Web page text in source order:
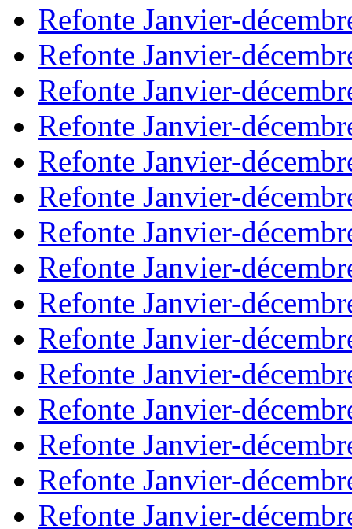
Refonte Janvier-
Refonte Janvier-
Refonte Janvier-
Refonte Janvier-
Refonte Janvier-
Refonte Janvier-
Refonte Janvier-
Refonte Janvier-
Refonte Janvier-
Refonte Janvier-
Refonte Janvier-
Refonte Janvier-
Refonte Janvier-
Refonte Janvier-
Refonte Janvier-